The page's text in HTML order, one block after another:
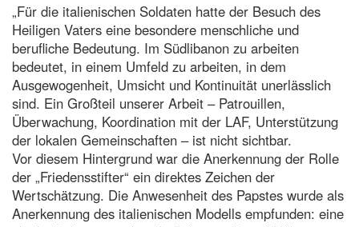
„Für die italienischen Soldaten hatte der Besuch des
Heiligen Vaters eine besondere menschliche und
berufliche Bedeutung. Im Südlibanon zu arbeiten
bedeutet, in einem Umfeld zu arbeiten, in dem
Ausgewogenheit, Umsicht und Kontinuität unerlässlich
sind. Ein Großteil unserer Arbeit – Patrouillen,
Überwachung, Koordination mit der LAF, Unterstützung
der lokalen Gemeinschaften – ist nicht sichtbar.
Vor diesem Hintergrund war die Anerkennung der Rolle
der „Friedensstifter“ ein direktes Zeichen der
Wertschätzung. Die Anwesenheit des Papstes wurde als
Anerkennung des italienischen Modells empfunden: eine